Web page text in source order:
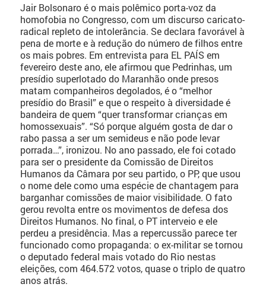
Jair Bolsonaro é o mais polêmico porta-voz da
homofobia no Congresso, com um discurso caricato-
radical repleto de intolerância. Se declara favorável à
pena de morte e à redução do número de filhos entre
os mais pobres. Em entrevista para EL PAÍS em
fevereiro deste ano, ele afirmou que Pedrinhas, um
presídio superlotado do Maranhão onde presos
matam companheiros degolados, é o “melhor
presídio do Brasil” e que o respeito à diversidade é
bandeira de quem “quer transformar crianças em
homossexuais”. “Só porque alguém gosta de dar o
rabo passa a ser um semideus e não pode levar
porrada…”, ironizou. No ano passado, ele foi cotado
para ser o presidente da Comissão de Direitos
Humanos da Câmara por seu partido, o PP, que usou
o nome dele como uma espécie de chantagem para
barganhar comissões de maior visibilidade. O fato
gerou revolta entre os movimentos de defesa dos
Direitos Humanos. No final, o PT interveio e ele
perdeu a presidência. Mas a repercussão parece ter
funcionado como propaganda: o ex-militar se tornou
o deputado federal mais votado do Rio nestas
eleições, com 464.572 votos, quase o triplo de quatro
anos atrás.